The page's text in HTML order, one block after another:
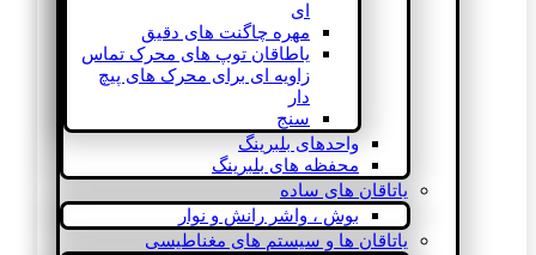
ای
مهره چاگنت های دقیق
یاطاقان توپ های محرک تماس
زاویه ای برای محرک های پیچ
دار
سنج
واحدهای بلبرینگ
محفظه های بلبرینگ
یاتاقان های ساده
بوش ، واشر رانش و نوار
یاتاقان ها و سیستم های مغناطیسی